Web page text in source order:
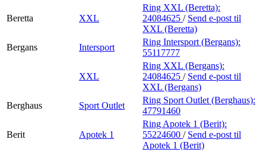
Beretta XXL
Ring XXL (Beretta):
24084625 / Send e-post til
XXL (Beretta)
Bergans
Intersport
Ring Intersport (Bergans):
55117777
XXL
Ring XXL (Bergans):
24084625 / Send e-post til
XXL (Bergans)
Berghaus
Sport Outlet
Ring Sport Outlet (Berghaus):
47791460
Berit Apotek 1
Ring Apotek 1 (Berit):
55224600 / Send e-post til
Apotek 1 (Berit)